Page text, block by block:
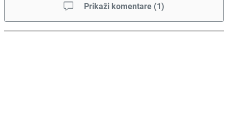
Prikaži komentare (1)